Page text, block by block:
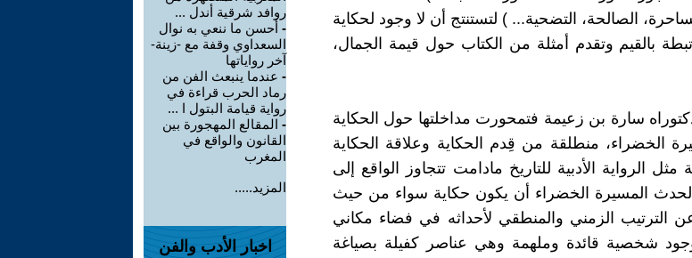
الصالحة، التضحية... ) لتستنتج أن لا وجود لحكاية
بالقيم وتقدم أمثلة من الكتاب حول قيمة الجمال،
سارة بن زعيمة فتمحورت مداخلتها حول الحكاية
الخضراء، منطلقة من قِدم الحكاية وعلاقة الحكاية
مثل الرواية الأدبية للتاريخ مادامت تتجاوز الواقع إلى
لحدث المسيرة الخضراء أن يكون حكاية سواء من حيث
الزمني والمنطقي لأحداثه في فضاء مكاني
وجود شخصية قائدة وملهمة وهي عناصر كفيلة بصياغة
روافد شرقية أندل ...
- أحسن ما ننعي به نوال
السعداوي وقفة مع -زينة-
آخر رواياتها
- عندما ينبعث الفن من
رماد الحرب قراءة في
رواية قيامة البتول ا ...
- المقالع المهجورة بين
القانون والواقع في
المغرب
المزيد.....
اخبار الأدب والفن